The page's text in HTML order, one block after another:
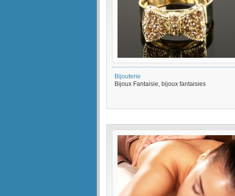
Bijouterie
Bijoux Fantaisie, bijoux fantaisies